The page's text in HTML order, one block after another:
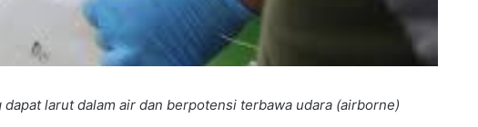
larut dalam air dan berpotensi terbawa udara (airborne)